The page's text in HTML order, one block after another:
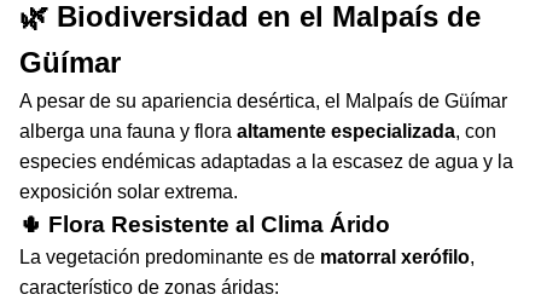
🌿 Biodiversidad en el Malpaís de
Güímar
A pesar de su apariencia desértica, el Malpaís de Güímar
alberga una fauna y flora altamente especializada, con
especies endémicas adaptadas a la escasez de agua y la
exposición solar extrema.
🌵 Flora Resistente al Clima Árido
La vegetación predominante es de matorral xerófilo,
característico de zonas áridas: